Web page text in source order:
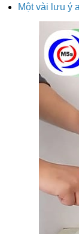
Một vài lưu ý